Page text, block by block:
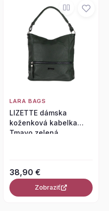
LARA BAGS
LIZETTE dámska
koženková kabelka
Tmavo zelená
38,90 €
Zobraziť